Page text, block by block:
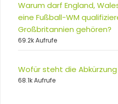
Warum darf England,
eine Fußball-WM
Großbritannien gehören?
69.2k Aufrufe
Wofür steht die
68.1k Aufrufe